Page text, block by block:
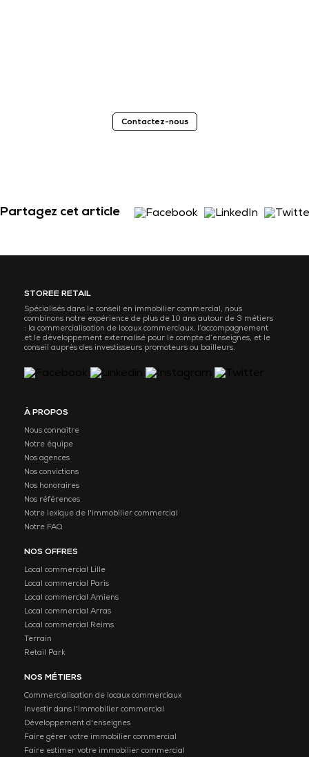
Contactez-nous
Partagez cet article
STOREE RETAIL
Spécialisés dans le conseil en immobilier commercial, nous
combinons notre expérience de plus de 10 ans autour de 3 métiers
: la commercialisation de locaux commerciaux, l’accompagnement
et le développement externalisé pour le compte d’enseignes, et le
conseil auprès des investisseurs promoteurs ou bailleurs.
À PROPOS
Nous connaitre
Notre équipe
Nos agences
Nos convictions
Nos honoraires
Nos références
Notre lexique de l'immobilier commercial
Notre FAQ
NOS OFFRES
Local commercial Lille
Local commercial Paris
Local commercial Amiens
Local commercial Arras
Local commercial Reims
Terrain
Retail Park
NOS MÉTIERS
Commercialisation de locaux commerciaux
Investir dans l'immobilier commercial
Développement d'enseignes
Faire gérer votre immobilier commercial
Faire estimer votre immobilier commercial